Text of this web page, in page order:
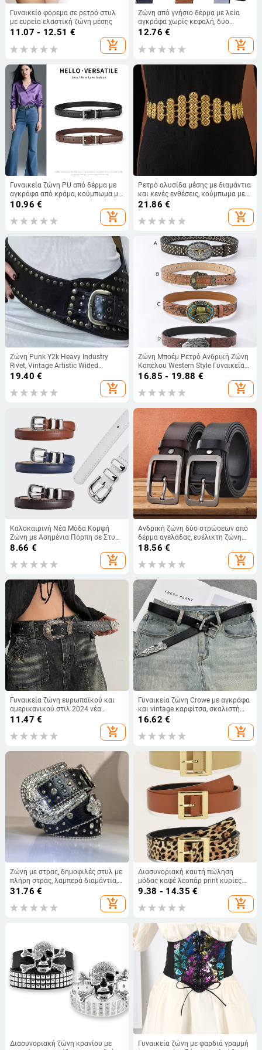
Γυναικείο φόρεμα σε ρετρό στυλ
με ευρεία ελαστική ζώνη μέσης
11.07 - 12.51 €
add_shopping_cart
Ζώνη από γνήσιο δέρμα με λεία
αγκράφα χωρίς κεφαλή, δύο
στρώσεις βοοειδούς δέρματος, σε
στυλ H με σκουρόχρωμες γραμμές
12.76 €
add_shopping_cart
Γυναικεία ζώνη PU από δέρμα με
αγκράφα από κράμα, κούμπωμα με
αγκράφα, στυλ ρετρό-λογοτεχνικό,
επίχρισμα patent leather και
ηλεκτροπλατίωση, Κωδικός
10.96 €
add_shopping_cart
Ρετρό αλυσίδα μέσης με διαμάντια
και κενές ενθέσεις, κούμπωμα με
αγκράφα, πλάτος 2-4 εκ, μέταλλο
21.86 €
add_shopping_cart
Ζώνη Punk Y2k Heavy Industry
Rivet, Vintage Artistic Wided
Decorative, Γυναικεία Ζώνη
19.40 €
add_shopping_cart
Ζώνη Μποέμ Ρετρό Ανδρική Ζώνη
Καπέλου Western Style Γυναικεία
Ζώνη Καπέλου Design Sense
Μεταλλική Αγκράφα Denim Pu
16.85 - 19.88 €
add_shopping_cart
Καλοκαιρινή Νέα Μόδα Κομψή
Ζώνη με Ασημένια Πόρπη σε Στυλ
Διακοσμητικής Γυναικείας Ζώνης
8.66 €
add_shopping_cart
Ανδρική ζώνη δύο στρώσεων από
δέρμα αγελάδας, ευέλικτη ζώνη
υψηλής ποιότητας με αγκράφα από
επαγγελματική ζώνη παντελονιού,
18.56 €
add_shopping_cart
Γυναικεία ζώνη ευρωπαϊκού και
αμερικανικού στιλ 2024 νέα
αμερικανική ρετρό μαύρη ζώνη
διακοσμητική κορεάτικη στυλ
11.47 €
add_shopping_cart
Γυναικεία ζώνη Crowe με αγκράφα
και vintage καρφίτσα, σκαλιστή
κούφια αμπέλια, πανκ ζώνη,
16.62 €
add_shopping_cart
Ζώνη με στρας, δημοφιλές στυλ με
πλήρη στρας, λαμπερά διαμάντια,
νέο ευρωπαϊκό και αμερικανικό
στυλ, χονδρική πώληση ζώνης με
τρουκ σε σχήμα κουκκίδας σε
31.76 €
add_shopping_cart
Διασυνοριακή καυτή πώληση
μόδας καφέ λεοπάρ print κυρίες
Ιαπωνική ζώνη με αγκράφα
κατασκευαστές ζωνών Joker
χονδρικής κυρίες
9.38 - 14.35 €
add_shopping_cart
Διασυνοριακή ζώνη κρανίου με
Γυναικεία ζώνη με φαρδιά γραμμή